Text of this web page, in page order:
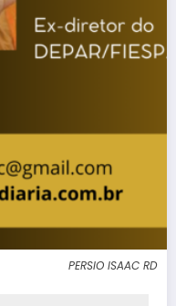
PERSIO ISAAC RD